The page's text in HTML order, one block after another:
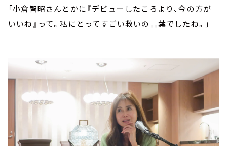
「小倉智昭さんとかに『デビューしたころより、今の方が
いいね』って。私にとってすごい救いの言葉でしたね。」